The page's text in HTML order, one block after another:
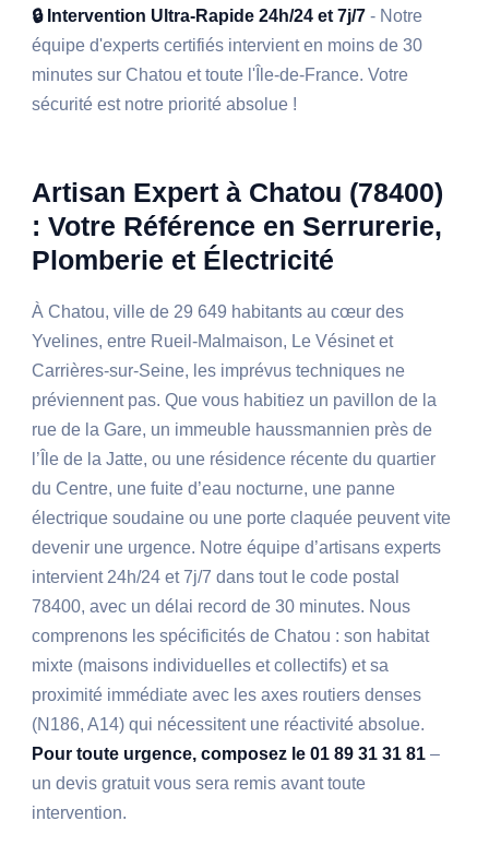
🔒 Intervention Ultra-Rapide 24h/24 et 7j/7 - Notre
équipe d'experts certifiés intervient en moins de 30
minutes sur Chatou et toute l'Île-de-France. Votre
sécurité est notre priorité absolue !
Artisan Expert à Chatou (78400)
: Votre Référence en Serrurerie,
Plomberie et Électricité
À Chatou, ville de 29 649 habitants au cœur des
Yvelines, entre Rueil-Malmaison, Le Vésinet et
Carrières-sur-Seine, les imprévus techniques ne
préviennent pas. Que vous habitiez un pavillon de la
rue de la Gare, un immeuble haussmannien près de
l’Île de la Jatte, ou une résidence récente du quartier
du Centre, une fuite d’eau nocturne, une panne
électrique soudaine ou une porte claquée peuvent vite
devenir une urgence. Notre équipe d’artisans experts
intervient 24h/24 et 7j/7 dans tout le code postal
78400, avec un délai record de 30 minutes. Nous
comprenons les spécificités de Chatou : son habitat
mixte (maisons individuelles et collectifs) et sa
proximité immédiate avec les axes routiers denses
(N186, A14) qui nécessitent une réactivité absolue.
Pour toute urgence, composez le 01 89 31 31 81 –
un devis gratuit vous sera remis avant toute
intervention.